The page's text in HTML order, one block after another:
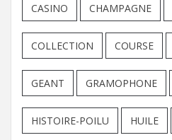
CASINO CHAMPAGNE
COLLECTION COURSE
GEANT GRAMOPHONE
HISTOIRE-POILU HUILE